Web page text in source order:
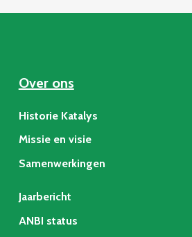
Over ons
Historie Katalys
Missie en visie
Samenwerkingen
Jaarbericht
ANBI status